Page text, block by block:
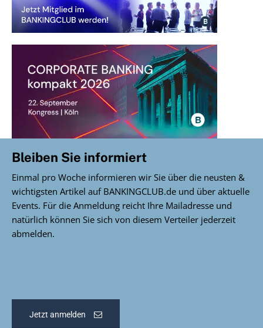
Bleiben Sie informiert
Einmal pro Woche informieren wir Sie über die neusten &
wichtigsten Artikel auf BANKINGCLUB.de und über aktuelle
Events. Für die Anmeldung reicht Ihre Mailadresse und
natürlich können Sie sich von diesem Verteiler jederzeit
abmelden.
Jetzt anmelden